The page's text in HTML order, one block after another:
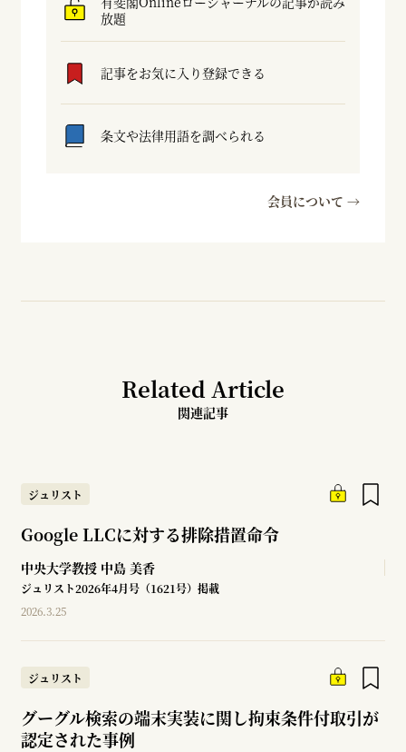
放題
記事をお気に入り登録できる
条文や法律用語を調べられる
会員について →
Related Article
関連記事
ジュリスト
Google LLCに対する排除措置命令
中央大学教授 中島 美香
ジュリスト2026年4月号（1621号）掲載
2026.3.25
ジュリスト
グーグル検索の端末実装に関し拘束条件付取引が
認定された事例